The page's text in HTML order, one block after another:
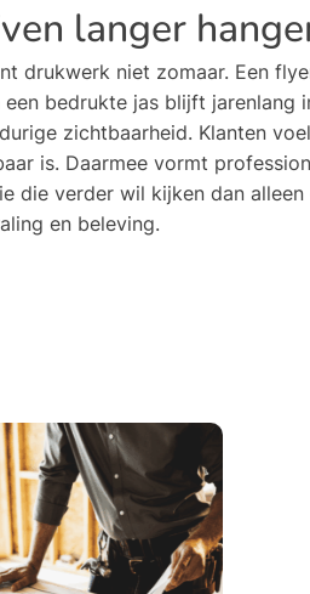
langer
drukwerk niet zomaar. Een
bedrukte jas blijft jarenlang
zichtbaarheid. Klanten
is. Daarmee vormt
die verder wil kijken dan
en beleving.